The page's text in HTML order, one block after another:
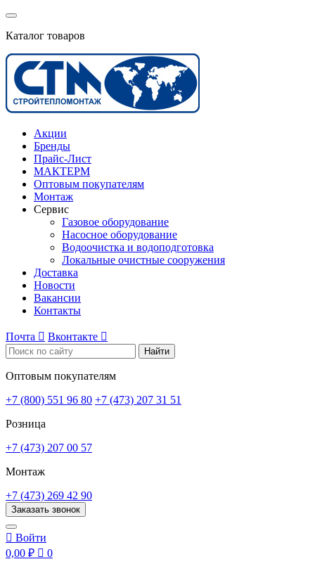
Каталог товаров
Акции
Бренды
Прайс-Лист
МАКТЕРМ
Оптовым покупателям
Монтаж
Сервис
Газовое оборудование
Насосное оборудование
Водоочистка и водоподготовка
Локальные очистные сооружения
Доставка
Новости
Вакансии
Контакты
Почта  Вконтакте 
Найти
Оптовым покупателям
+7 (800) 551 96 80 +7 (473) 207 31 51
Розница
+7 (473) 207 00 57
Монтаж
+7 (473) 269 42 90
Заказать звонок
 Войти
0,00 ₽  0